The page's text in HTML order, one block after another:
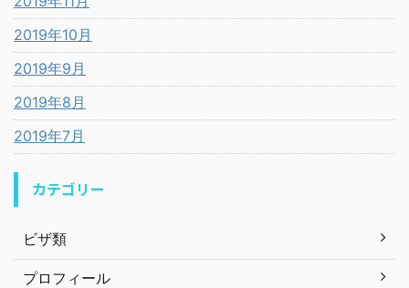
2019年10月
2019年9月
2019年8月
2019年7月
カテゴリー
ビザ類
プロフィール